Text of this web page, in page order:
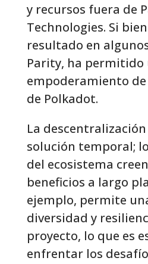
y recursos fuera de
Technologies. Si
resultado en
Parity, ha permitido
empoderamiento
de Polkadot.
La
solución temporal;
del ecosistema
beneficios a largo
ejemplo, permite
diversidad y
proyecto, lo que es
enfrentar los